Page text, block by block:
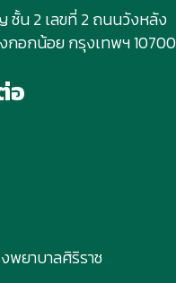
ชั้น 2 เลขที่ 2 ถนนวังหลัง
กอกน้อย กรุงเทพฯ 10700
อ
พยาบาลศิริราช